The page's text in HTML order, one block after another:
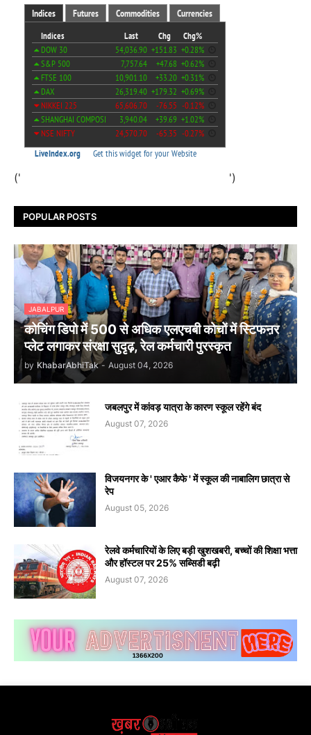
(' ')
POPULAR POSTS
JABALPUR
कोचिंग डिपो में 500 से अधिक एलएचबी कोचों में स्टिफऩर
प्लेट लगाकर संरक्षा सुदृढ़, रेल कर्मचारी पुरस्कृत
by KhabarAbhiTak - August 04, 2026
जबलपुर में कांवड़ यात्रा के कारण स्कूल रहेंगे बंद
August 07, 2026
विजयनगर के ' एआर कैफे ' में स्कूल की नाबालिग छात्रा से
रेप
August 05, 2026
रेलवे कर्मचारियों के लिए बड़ी खुशखबरी, बच्चों की शिक्षा भत्ता
और हॉस्टल पर 25% सब्सिडी बढ़ी
August 07, 2026